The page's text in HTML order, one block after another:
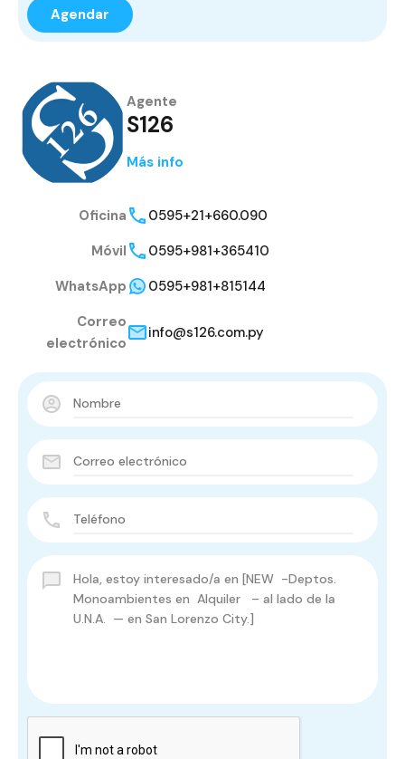
Agente
S126
Más info
Oficina
0595+21+660.090
Móvil
0595+981+365410
WhatsApp
0595+981+815144
Correo
electrónico
info@s126.com.py